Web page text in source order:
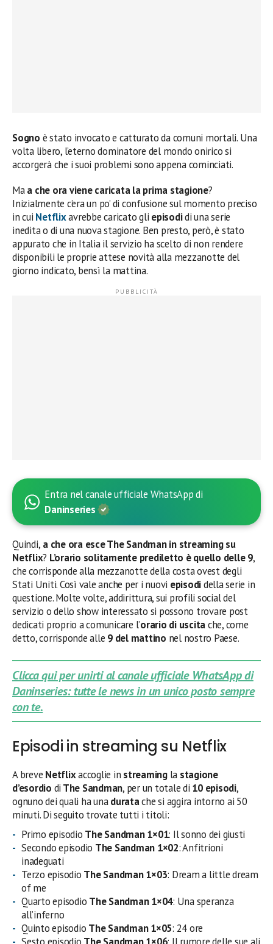
Sogno è stato invocato e catturato da comuni mortali. Una
volta libero, l’eterno dominatore del mondo onirico si
accorgerà che i suoi problemi sono appena cominciati.
Maa che ora viene caricata la prima stagione?
Inizialmente c’era un po’ di confusione sul momento preciso
in cui Netflixavrebbe caricato gli episodidi una serie
inedita o di una nuova stagione. Ben presto, però, è stato
appurato che in Italia il servizio ha scelto di non rendere
disponibili le proprie attese novità alla mezzanotte del
giorno indicato, bensì la mattina.
Entra nel canale ufficiale WhatsApp di
Daninseries
Quindi, a che ora esceThe Sandmanin streaming su
Netflix? L’orario solitamente prediletto è quello delle 9,
che corrisponde alla mezzanotte della costa ovest degli
Stati Uniti. Così vale anche per i nuovi episodidella serie in
questione. Molte volte, addirittura, sui profili social del
servizio o dello show interessato si possono trovare post
dedicati proprio a comunicare l’orario di uscitache, come
detto, corrisponde alle 9 del mattino nel nostro Paese.
Clicca qui per unirti al canale ufficiale WhatsApp di
Daninseries: tutte le news in un unico posto sempre
con te.
Episodi in streaming su Netflix
A breve Netflixaccoglie in streamingla stagione
d’esordio di The Sandman, per un totale di 10 episodi,
ognuno dei quali ha unaduratache si aggira intorno ai 50
minuti. Di seguito trovate tutti i titoli:
Primo episodio The Sandman 1×01: Il sonno dei giusti
Secondo episodio The Sandman 1×02: Anfitrioni
inadeguati
Terzo episodio The Sandman 1×03: Dream a little dream
of me
Quarto episodio The Sandman 1×04: Una speranza
all’inferno
Quinto episodio The Sandman 1×05: 24 ore